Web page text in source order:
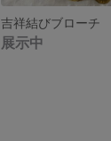
吉祥結びブローチ
展示中